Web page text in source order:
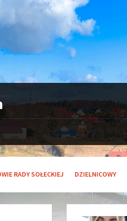
RADY SOŁECKIEJ DZIELNICOWY